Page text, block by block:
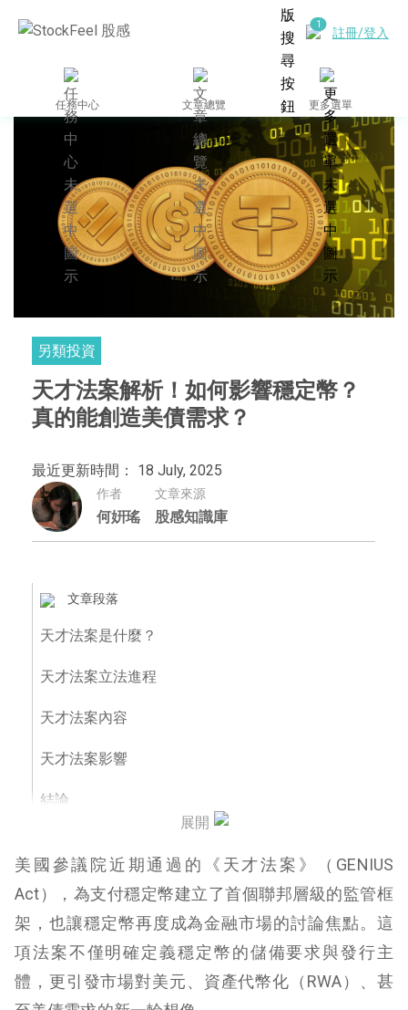
註冊/登入
任務中心 文章總覽 更多選單
另類投資
天才法案解析！如何影響穩定幣？
真的能創造美債需求？
最近更新時間： 18 July, 2025
作者
何姸瑤
文章來源
股感知識庫
文章段落
天才法案是什麼？
天才法案立法進程
天才法案內容
天才法案影響
結論
展開
美國參議院近期通過的《天才法案》（GENIUS
Act），為支付穩定幣建立了首個聯邦層級的監管框
架，也讓穩定幣再度成為金融市場的討論焦點。這
項法案不僅明確定義穩定幣的儲備要求與發行主
體，更引發市場對美元、資產代幣化（RWA）、甚